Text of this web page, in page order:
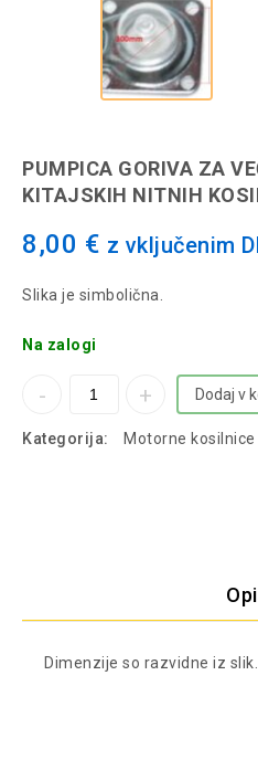
PUMPICA GORIVA ZA
KITAJSKIH NITNIH
8,00 € z vključenim
Slika je simbolična.
Na zalogi
Dodaj v
Kategorija: Motorne kosilnice
Dimenzije so razvidne iz slik.